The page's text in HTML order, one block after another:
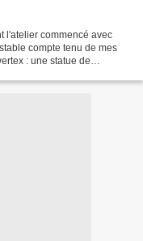
l'atelier commencé avec
compte tenu de mes
: une statue de